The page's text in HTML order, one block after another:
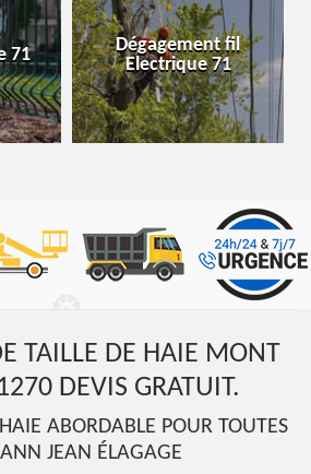
71
Dégagement fil
Electrique 71
TAILLE DE HAIE MONT
DEVIS GRATUIT.
ABORDABLE POUR TOUTES
JEAN ÉLAGAGE